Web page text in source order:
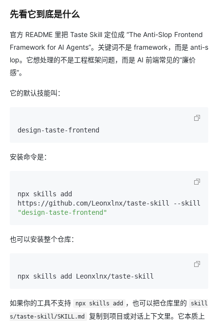
先看它到底是什么
官方 README 里把 Taste Skill 定位成 “The Anti-Slop Frontend
Framework for AI Agents”。关键词不是 framework，而是 anti-s
lop。它想处理的不是工程框架问题，而是 AI 前端常见的“廉价
感”。
它的默认技能叫：
安装命令是：
npx skills add
"design-taste-frontend"
也可以安装整个仓库：
如果你的工具不支持 npx skills add ，也可以把仓库里的
skill
s/taste-skill/SKILL.md
复制到项目或对话上下文里。它本质上